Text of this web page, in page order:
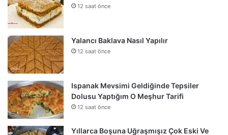
12 saat önce
Yalancı Baklava Nasıl Yapılır
12 saat önce
Ispanak Mevsimi Geldiğinde Tepsiler
Dolusu Yaptığım O Meşhur Tarifi
12 saat önce
Yıllarca Boşuna Uğraşmışız Çok Eski Ve